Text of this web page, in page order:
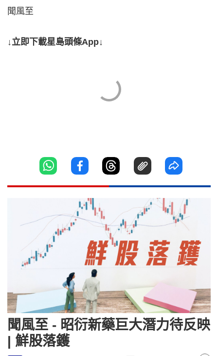
聞風至
↓立即下載星島頭條App↓
聞風至 - 昭衍新藥巨大潛力待反映
| 鮮股落鑊